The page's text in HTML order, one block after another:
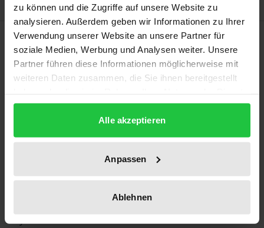
zu können und die Zugriffe auf unsere Website zu
analysieren. Außerdem geben wir Informationen zu Ihrer
Verwendung unserer Website an unsere Partner für
soziale Medien, Werbung und Analysen weiter. Unsere
Partner führen diese Informationen möglicherweise mit
weiteren Daten zusammen, die Sie ihnen bereitgestellt
gesammelt haben.
Alle akzeptieren
Anpassen
Ablehnen
Beschreibung
In dem interdisziplinär angelegten Werk zeigt Max
algorithmusbasierter
Entscheidungsfindungssysteme (sog. ADM-Systeme)
ein nach dem geltenden Recht zulässiger Beitrag zur
Reduzierung diskriminierender
Diskriminierungstendenzen führt, liegt im ADM-